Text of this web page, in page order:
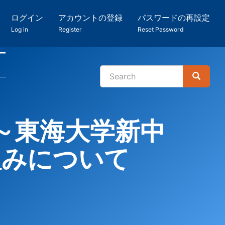
ログイン
Log in
アカウントの登録
Register
パスワードの再設定
Reset Password
検
Search
Search
海大学新中
について